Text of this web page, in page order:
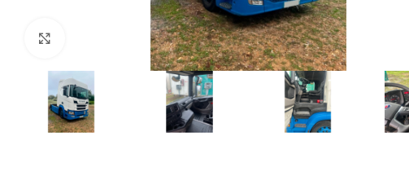
Click para agrandar